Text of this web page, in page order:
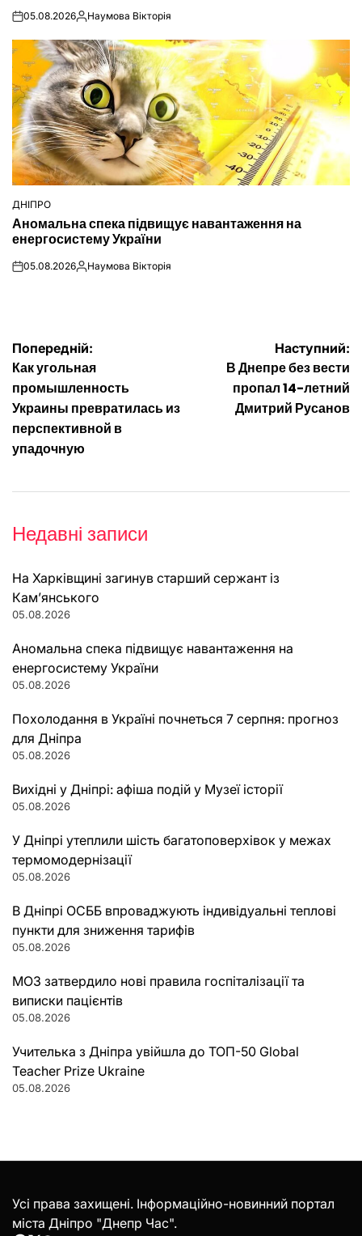
on05.08.2026Опубліковано
Наумова Вікторія
ОПУБЛІКУВАТИ
У
ДНІПРО
Аномальна спека підвищує навантаження на
енергосистему України
on05.08.2026Опубліковано
Наумова Вікторія
Навігація
записів
Попередній:
Как угольная
промышленность
Украины превратилась из
перспективной в
упадочную
Наступний:
В Днепре без вести
пропал 14-летний
Дмитрий Русанов
Недавні записи
На Харківщині загинув старший сержант із
Кам’янського
05.08.2026
Аномальна спека підвищує навантаження на
енергосистему України
05.08.2026
Похолодання в Україні почнеться 7 серпня: прогноз
для Дніпра
05.08.2026
Вихідні у Дніпрі: афіша подій у Музеї історії
05.08.2026
У Дніпрі утеплили шість багатоповерхівок у межах
термомодернізації
05.08.2026
В Дніпрі ОСББ впроваджують індивідуальні теплові
пункти для зниження тарифів
05.08.2026
МОЗ затвердило нові правила госпіталізації та
виписки пацієнтів
05.08.2026
Учителька з Дніпра увійшла до ТОП-50 Global
Teacher Prize Ukraine
05.08.2026
Усі права захищені. Інформаційно-новинний портал
міста Дніпро "Днепр Час".